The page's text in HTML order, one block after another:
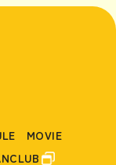
MOVIE